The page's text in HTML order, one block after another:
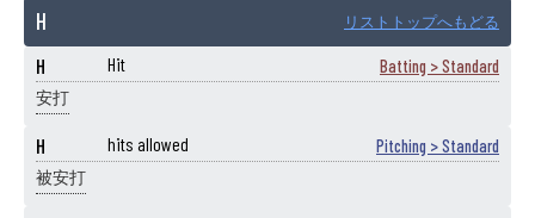
H リストトップへもどる
H Hit Batting > Standard
安打
H hits allowed Pitching > Standard
被安打